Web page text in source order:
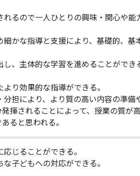
れるので一人ひとりの興味・関心や
細かな指導と支援により、基礎的、
、主体的な学習を進めることができ
り効果的な指導ができる。
担により、より質の高い内容の準備
揮されることによって、授業の質が
ると思われる。
じることができる。
子どもへの対応ができる。